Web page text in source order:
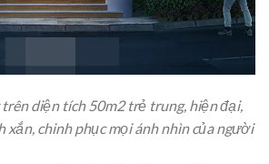
diện tích 50m2 trẻ trung, hiện đại,
xắn, chinh phục mọi ánh nhìn của người